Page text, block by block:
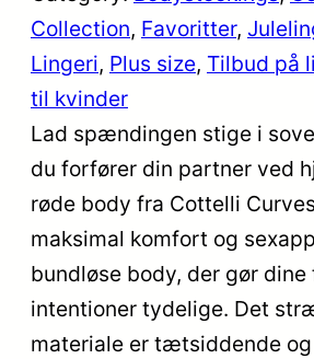
Collection, Favoritter,
Lingeri, Plus size, Tilbud på
til kvinder
Lad spændingen stige i
du forfører din partner ved
røde body fra Cottelli
maksimal komfort og
bundløse body, der gør
intentioner tydelige. Det
materiale er tætsiddende